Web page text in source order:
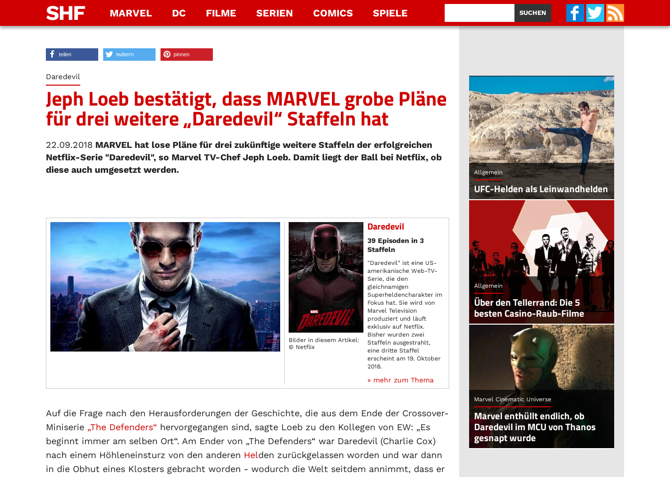
SHF MARVEL DC FILME SERIEN COMICS SPIELE
teilen twittern pinnen
Daredevil
Jeph Loeb bestätigt, dass MARVEL grobe Pläne
für drei weitere „Daredevil“ Staffeln hat
22.09.2018 MARVEL hat lose Pläne für drei zukünftige weitere Staffeln der erfolgreichen
Netflix-Serie "Daredevil", so Marvel TV-Chef Jeph Loeb. Damit liegt der Ball bei Netflix, ob
diese auch umgesetzt werden.
Bilder in diesem Artikel:
© Netflix
Daredevil
39 Episoden in 3
Staffeln
"Daredevil" ist eine US-
amerikanische Web-TV-
Serie, die den
gleichnamigen
Superheldencharakter im
Fokus hat. Sie wird von
Marvel Television
produziert und läuft
exklusiv auf Netflix.
Bisher wurden zwei
Staffeln ausgestrahlt,
eine dritte Staffel
erscheint am 19. Oktober
2018.
» mehr zum Thema
Auf die Frage nach den Herausforderungen der Geschichte, die aus dem Ende der Crossover-
Miniserie „The Defenders“ hervorgegangen sind, sagte Loeb zu den Kollegen von EW: „Es
beginnt immer am selben Ort“. Am Ender von „The Defenders“ war Daredevil (Charlie Cox)
nach einem Höhleneinsturz von den anderen Helden zurückgelassen worden und war dann
in die Obhut eines Klosters gebracht worden - wodurch die Welt seitdem annimmt, dass er
Allgemein
UFC-Helden als Leinwandhelden
Allgemein
Über den Tellerrand: Die 5
besten Casino-Raub-Filme
Marvel Cinematic Universe
Marvel enthüllt endlich, ob
Daredevil im MCU von Thanos
gesnapt wurde